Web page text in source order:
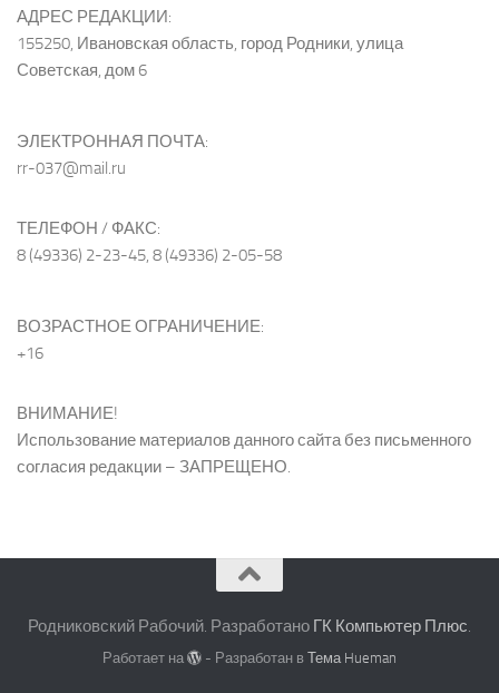
АДРЕС РЕДАКЦИИ:
155250, Ивановская область, город Родники, улица
Советская, дом 6
ЭЛЕКТРОННАЯ ПОЧТА:
rr-037@mail.ru
ТЕЛЕФОН / ФАКС:
8 (49336) 2-23-45, 8 (49336) 2-05-58
ВОЗРАСТНОЕ ОГРАНИЧЕНИЕ:
+16
ВНИМАНИЕ!
Использование материалов данного сайта без письменного
согласия редакции – ЗАПРЕЩЕНО.
Родниковский Рабочий. Разработано ГК Компьютер Плюс.
Работает на - Разработан вТема Hueman